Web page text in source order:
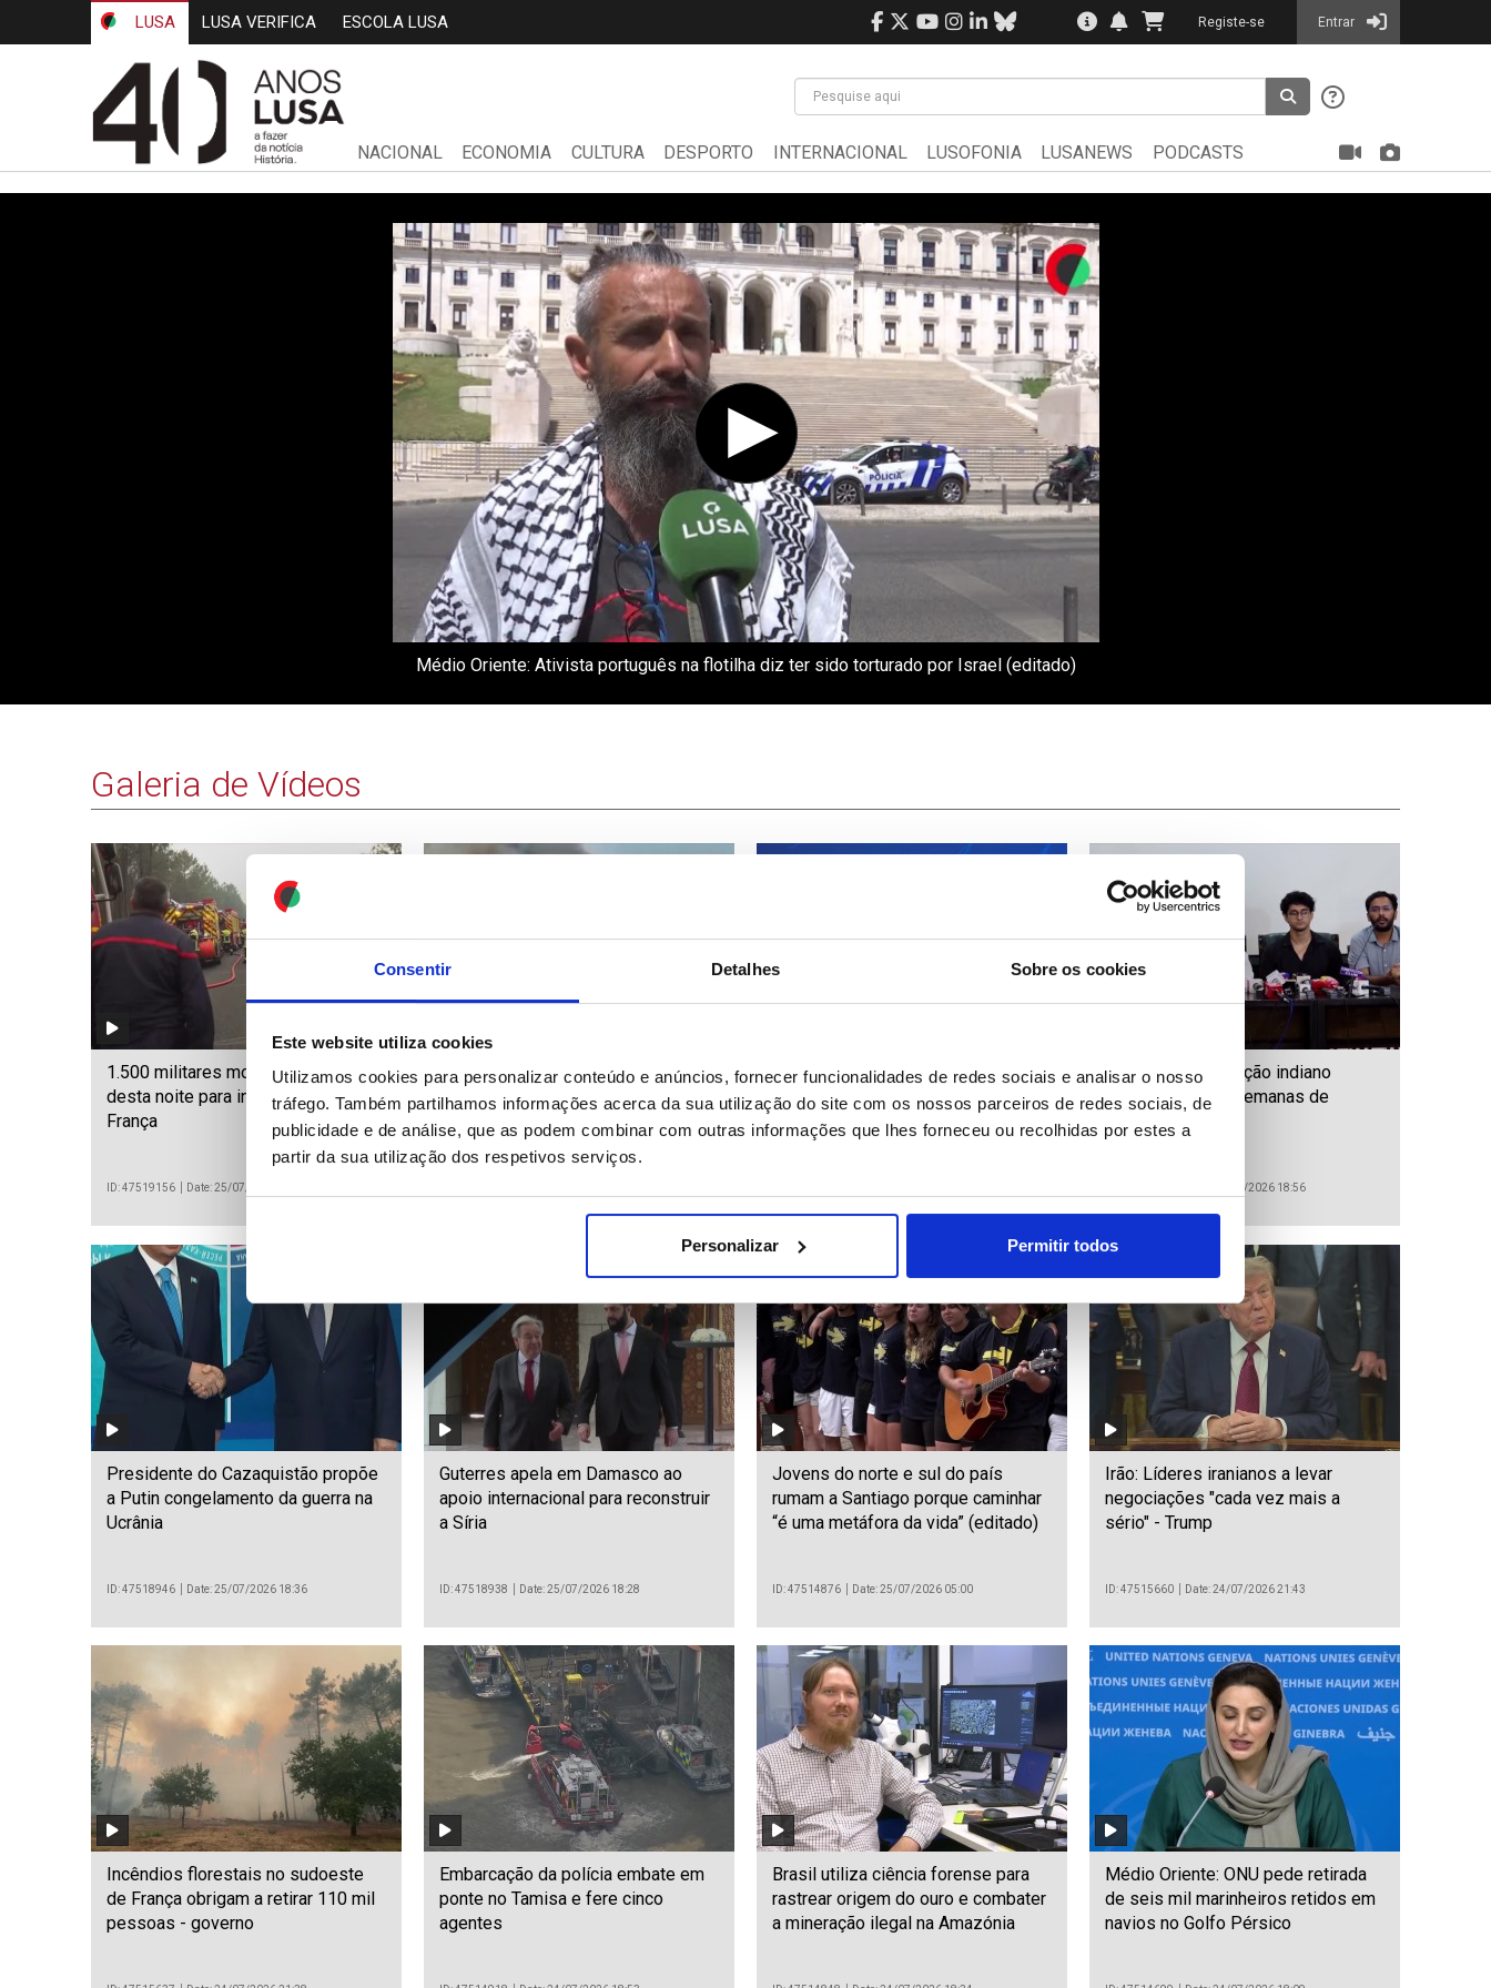
Consentir Detalhes Sobre os cookies
Este website utiliza cookies
Utilizamos cookies para personalizar conteúdo e anúncios, fornecer funcionalidades de redes sociais e analisar o nosso
tráfego. Também partilhamos informações acerca da sua utilização do site com os nossos parceiros de redes sociais, de
publicidade e de análise, que as podem combinar com outras informações que lhes forneceu ou recolhidas por estes a
partir da sua utilização dos respetivos serviços.
Personalizar Permitir todos
LUSA LUSA VERIFICA ESCOLA LUSA Registe-se Entrar
NACIONAL ECONOMIA CULTURA DESPORTO INTERNACIONAL LUSOFONIA LUSANEWS PODCASTS
Médio Oriente: Ativista português na flotilha diz ter sido torturado por Israel (editado)
Galeria de Vídeos
1.500 militares mobilizados a partir
desta noite para incêndios em
França
ID: 47519156 Date: 25/07/2026 19:40
Incêndios: Espanha alarga estado
de emergência a Toledo
Trump volta a jantar de
correspondentes após tentativa de
assassinato
Ministro da Educação indiano
demite-se após semanas de
protestos
Date: 25/07/2026 18:56
Presidente do Cazaquistão propõe
a Putin congelamento da guerra na
Ucrânia
ID: 47518946 Date: 25/07/2026 18:36
Guterres apela em Damasco ao
apoio internacional para reconstruir
a Síria
ID: 47518938 Date: 25/07/2026 18:28
Jovens do norte e sul do país
rumam a Santiago porque caminhar
“é uma metáfora da vida” (editado)
ID: 47514876 Date: 25/07/2026 05:00
Irão: Líderes iranianos a levar
negociações "cada vez mais a
sério" - Trump
ID: 47515660 Date: 24/07/2026 21:43
Incêndios florestais no sudoeste
de França obrigam a retirar 110 mil
pessoas - governo
Embarcação da polícia embate em
ponte no Tamisa e fere cinco
agentes
Brasil utiliza ciência forense para
rastrear origem do ouro e combater
a mineração ilegal na Amazónia
Médio Oriente: ONU pede retirada
de seis mil marinheiros retidos em
navios no Golfo Pérsico